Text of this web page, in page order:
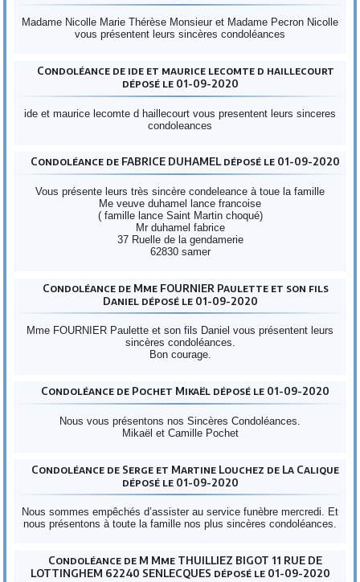
Madame Nicolle Marie Thérèse Monsieur et Madame Pecron Nicolle
vous présentent leurs sincères condoléances
Condoléance de ide et maurice lecomte d haillecourt
déposé le 01-09-2020
ide et maurice lecomte d haillecourt vous presentent leurs sinceres
condoleances
Condoléance de FABRICE DUHAMEL déposé le 01-09-2020
Vous présente leurs très sincère condeleance à toue la famille
Me veuve duhamel lance francoise
( famille lance Saint Martin choqué)
Mr duhamel fabrice
37 Ruelle de la gendamerie
62830 samer
Condoléance de Mme FOURNIER Paulette et son fils
Daniel déposé le 01-09-2020
Mme FOURNIER Paulette et son fils Daniel vous présentent leurs
sincères condoléances.
Bon courage.
Condoléance de Pochet Mikaël déposé le 01-09-2020
Nous vous présentons nos Sincères Condoléances.
Mikaël et Camille Pochet
Condoléance de Serge et Martine Louchez de La Calique
déposé le 01-09-2020
Nous sommes empêchés d’assister au service funèbre mercredi. Et
nous présentons à toute la famille nos plus sincères condoléances.
Condoléance de M Mme THUILLIEZ BIGOT 11 RUE DE
LOTTINGHEM 62240 SENLECQUES déposé le 01-09-2020